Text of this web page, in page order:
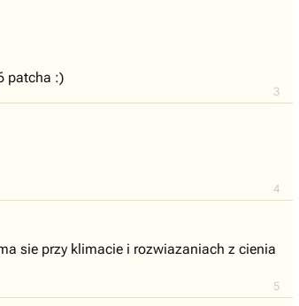
3
patcha :)
4
5
sie przy klimacie i rozwiazaniach z cienia